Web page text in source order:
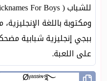
ومكتوبة باللغة
ببجي إنجليزية شبابية
على اللعبة.